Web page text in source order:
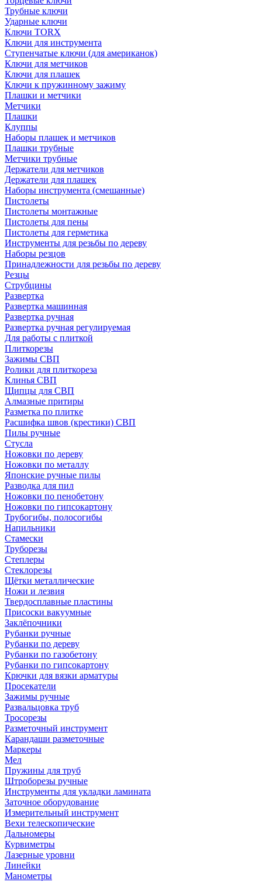
Трубные ключи
Ударные ключи
Ключи TORX
Ключи для инструмента
Ступенчатые ключи (для американок)
Ключи для метчиков
Ключи для плашек
Ключи к пружинному зажиму
Плашки и метчики
Метчики
Плашки
Клуппы
Наборы плашек и метчиков
Плашки трубные
Метчики трубные
Держатели для метчиков
Держатели для плашек
Наборы инструмента (смешанные)
Пистолеты
Пистолеты монтажные
Пистолеты для пены
Пистолеты для герметика
Инструменты для резьбы по дереву
Наборы резцов
Принадлежности для резьбы по дереву
Резцы
Струбцины
Развертка
Развертка машинная
Развертка ручная
Развертка ручная регулируемая
Для работы с плиткой
Плиткорезы
Зажимы СВП
Ролики для плиткореза
Клинья СВП
Щипцы для СВП
Алмазные притиры
Разметка по плитке
Расшифка швов (крестики) СВП
Пилы ручные
Стусла
Ножовки по дереву
Ножовки по металлу
Японские ручные пилы
Разводка для пил
Ножовки по пенобетону
Ножовки по гипсокартону
Трубогибы, полосогибы
Напильники
Стамески
Труборезы
Степлеры
Стеклорезы
Щётки металлические
Ножи и лезвия
Твердосплавные пластины
Присоски вакуумные
Заклёпочники
Рубанки ручные
Рубанки по дереву
Рубанки по газобетону
Рубанки по гипсокартону
Крючки для вязки арматуры
Просекатели
Зажимы ручные
Развальцовка труб
Тросорезы
Разметочный инструмент
Карандаши разметочные
Маркеры
Мел
Пружины для труб
Штроборезы ручные
Инструменты для укладки ламината
Заточное оборудование
Измерительный инструмент
Вехи телескопические
Дальномеры
Курвиметры
Лазерные уровни
Линейки
Манометры